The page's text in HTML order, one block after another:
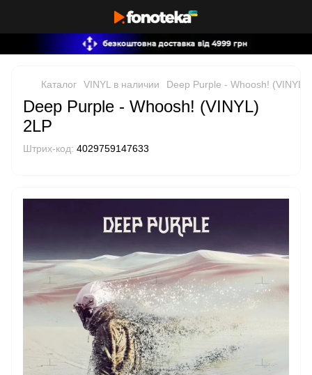
Каталог VINYL в наличии Deep Purple - Whoosh! (VINYL)
Deep Purple - Whoosh! (VINYL)
2LP
Штрих-код: 4029759147633